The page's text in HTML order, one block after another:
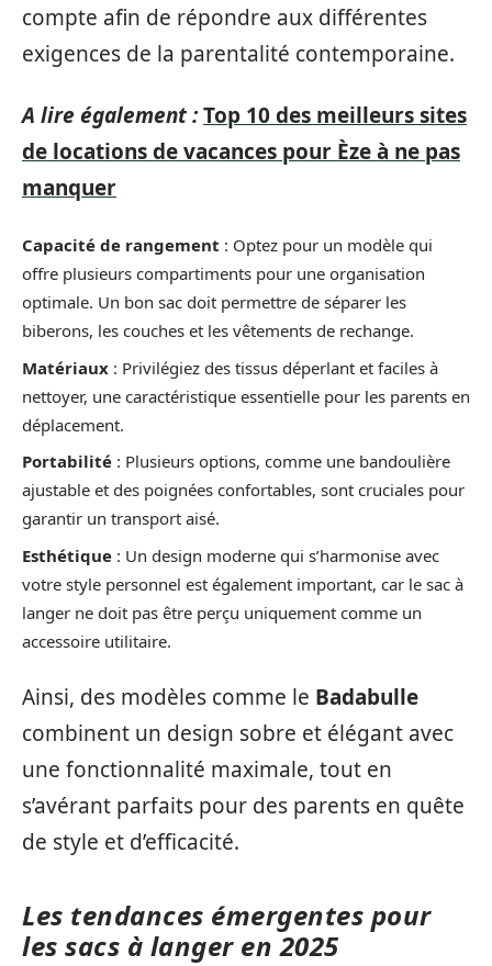
compte afin de répondre aux différentes
exigences de la parentalité contemporaine.
A lire également :Top 10 des meilleurs sites
de locations de vacances pour Èze à ne pas
manquer
Capacité de rangement : Optez pour un modèle qui
offre plusieurs compartiments pour une organisation
optimale. Un bon sac doit permettre de séparer les
biberons, les couches et les vêtements de rechange.
Matériaux : Privilégiez des tissus déperlant et faciles à
nettoyer, une caractéristique essentielle pour les parents en
déplacement.
Portabilité : Plusieurs options, comme une bandoulière
ajustable et des poignées confortables, sont cruciales pour
garantir un transport aisé.
Esthétique : Un design moderne qui s’harmonise avec
votre style personnel est également important, car le sac à
langer ne doit pas être perçu uniquement comme un
accessoire utilitaire.
Ainsi, des modèles comme le Badabulle
combinent un design sobre et élégant avec
une fonctionnalité maximale, tout en
s’avérant parfaits pour des parents en quête
de style et d’efficacité.
Les tendances émergentes pour
les sacs à langer en 2025